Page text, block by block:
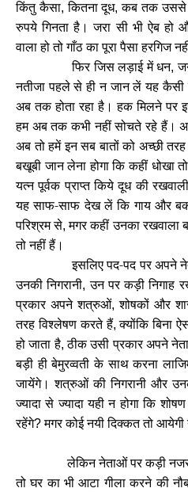
किंतु कैसा,कितना दूध,कब तक उससे
रुपये गिनता है। जरा सी भी ऐब
वाला हो तो गाँठ का पूरा पैसा हरगिज
फिर जिस लड़ाई में धन,
नतीजा पहले से ही न जान लें यह कैसी
अब तक होता रहा है। हक मिलने पर
हम अब तक कभी नहीं सोचते रहे हैं।
अब तो हमें इन सब बातों को अच्छी
बखूबी जान लेना होगा कि कहीं धोखा
यत्न पूर्वक प्राप्त किये दूध की
यह साफ-साफ देख लें कि गाय और
परिश्रम से,मगर कहीं उनका रखवाला
तो नहीं हैं।
इसलिए पद-पद पर अपने
उनकी निगरानी,उन पर कड़ी निगाह
प्रकार अपने शत्रुओं,शोषकों और
तरह विश्लेषण करते हैं,क्योंकि बिना
हो जाता है,ठीक उसी प्रकार अपने
बड़ी ही बेमुरव्वती के साथ करना
जायेंगे। शत्रुओं की निगरानी और
ज्यादा से ज्यादा यही न होगा कि
रहेंगे?मगर कोई नयी दिक्कत तो आयेगी
लेकिन नेताओं पर कड़ी
तो घर का भी आटा गीला करने की